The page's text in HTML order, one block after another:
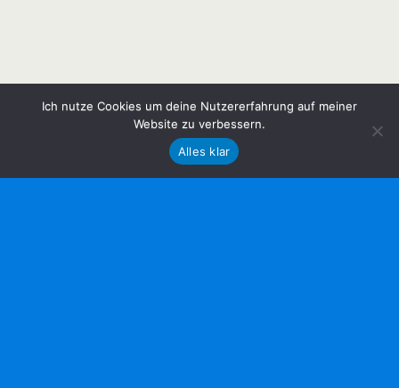
Ich nutze Cookies um deine Nutzererfahrung auf meiner
Website zu verbessern.
Alles klar